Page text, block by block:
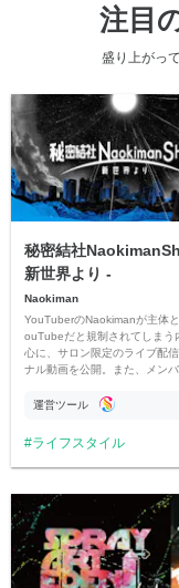
注目
盛り上がっ
秘密結社
新世界より -
Naokiman
YouTuberのNaokimanが主体
ouTubeだと規制されてしまう
心に、サロン限定のライブ配
ナル動画を公開。また、メン
ただいています。
運営ツール
ライフスタイル